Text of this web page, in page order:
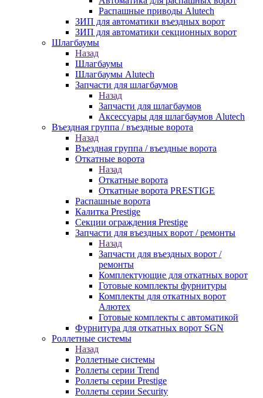
Распашные приводы Alutech
ЗИП для автоматики въездных ворот
ЗИП для автоматики секционных ворот
Шлагбаумы
Назад
Шлагбаумы
Шлагбаумы Alutech
Запчасти для шлагбаумов
Назад
Запчасти для шлагбаумов
Аксессуары для шлагбаумов Alutech
Въездная группа / въездные ворота
Назад
Въездная группа / въездные ворота
Откатные ворота
Назад
Откатные ворота
Откатные ворота PRESTIGE
Распашные ворота
Калитка Prestige
Секции ограждения Prestige
Запчасти для въездных ворот / ремонты
Назад
Запчасти для въездных ворот /
ремонты
Комплектующие для откатных ворот
Готовые комплекты фурнитуры
Комплекты для откатных ворот
Алютех
Готовые комплекты с автоматикой
Фурнитура для откатных ворот SGN
Роллетные системы
Назад
Роллетные системы
Роллеты серии Trend
Роллеты серии Prestige
Роллеты серии Security